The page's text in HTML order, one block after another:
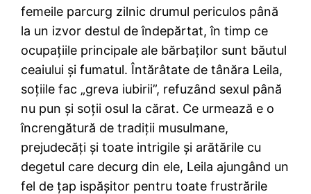
femeile parcurg zilnic drumul periculos până
la un izvor destul de îndepărtat, în timp ce
ocupaţiile principale ale bărbaţilor sunt băutul
ceaiului şi fumatul. Întărâtate de tânăra Leila,
soţiile fac „greva iubirii”, refuzând sexul până
nu pun şi soţii osul la cărat. Ce urmează e o
încrengătură de tradiţii musulmane,
prejudecăţi şi toate intrigile şi arătările cu
degetul care decurg din ele, Leila ajungând un
fel de ţap ispăşitor pentru toate frustrările